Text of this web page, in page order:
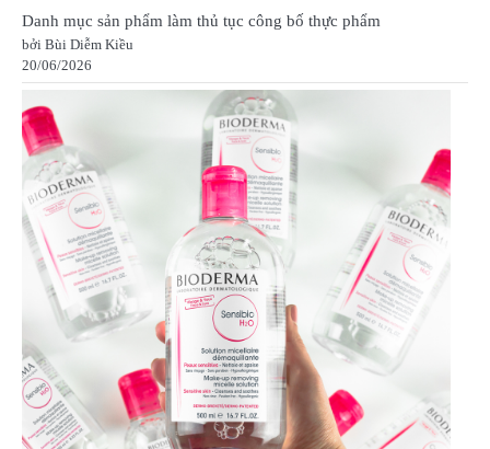
Danh mục sản phẩm làm thủ tục công bố thực phẩm
bởi Bùi Diễm Kiều
20/06/2026